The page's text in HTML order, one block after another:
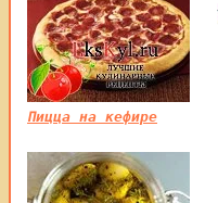
Пицца на кефире